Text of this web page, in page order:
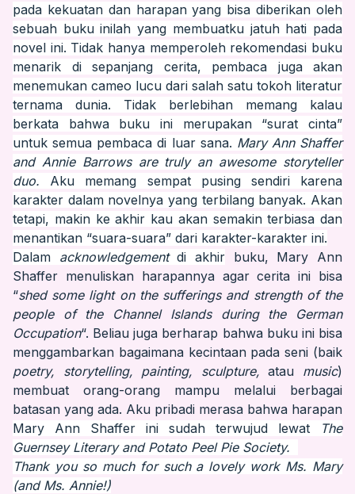
pada kekuatan dan harapan yang bisa diberikan oleh
sebuah buku inilah yang membuatku jatuh hati pada
novel ini. Tidak hanya memperoleh rekomendasi buku
menarik di sepanjang cerita, pembaca juga akan
menemukan cameo lucu dari salah satu tokoh literatur
ternama dunia. Tidak berlebihan memang kalau
berkata bahwa buku ini merupakan “surat cinta”
untuk semua pembaca di luar sana. Mary Ann Shaffer
and Annie Barrows are truly an awesome storyteller
duo. Aku memang sempat pusing sendiri karena
karakter dalam novelnya yang terbilang banyak. Akan
tetapi, makin ke akhir kau akan semakin terbiasa dan
menantikan “suara-suara” dari karakter-karakter ini.
Dalam acknowledgementdi akhir buku, Mary Ann
Shaffer menuliskan harapannya agar cerita ini bisa
“shed some light on the sufferings and strength of the
people of the Channel Islands during the German
Occupation“. Beliau juga berharap bahwa buku ini bisa
menggambarkan bagaimana kecintaan pada seni (baik
poetry, storytelling, painting, sculpture,atau music)
membuat orang-orang mampu melalui berbagai
batasan yang ada. Aku pribadi merasa bahwa harapan
Mary Ann Shaffer ini sudah terwujud lewat
The
Guernsey Literary and Potato Peel Pie Society.
Thank you so much for such a lovely work Ms. Mary
(and Ms. Annie!)